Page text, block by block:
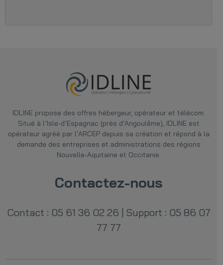
IDLINEpropose des offres hébergeur, opérateur et télécom.
Situé à l’Isle-d’Espagnac (près d’Angoulême), IDLINE est
opérateur agréé par l’ARCEP depuis sa création et répond à la
demande des entreprises et administrations des régions
Nouvelle-Aquitaine et Occitanie.
Contactez-nous
Contact : 05 61 36 02 26 | Support : 05 86 07
77 77